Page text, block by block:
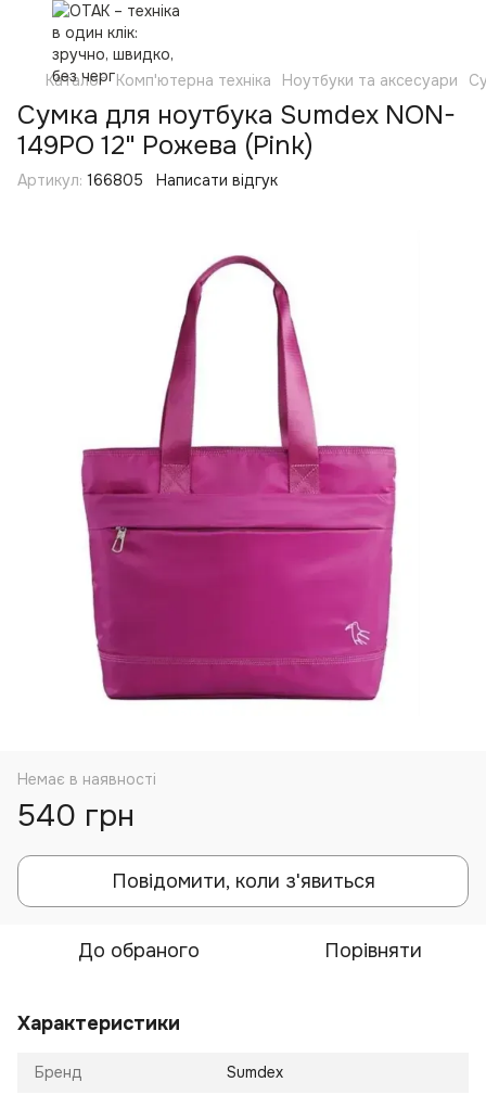
Каталог Комп'ютерна техніка Ноутбуки та аксесуари
Сумка для ноутбука Sumdex NON-
149PO 12" Рожева (Pink)
Артикул: 166805 Написати відгук
Немає в наявності
540 грн
Повідомити, коли з'явиться
До обраного Порівняти
Характеристики
Бренд Sumdex